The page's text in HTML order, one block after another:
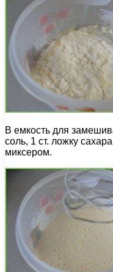
В емкость для
соль, 1 ст. ложку
миксером.